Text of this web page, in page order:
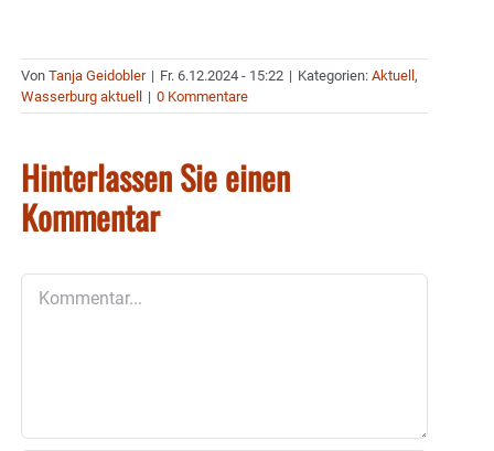
Von Tanja Geidobler | Fr. 6.12.2024 - 15:22 | Kategorien: Aktuell ,
Wasserburg aktuell
| 0 Kommentare
Hinterlassen Sie einen
Kommentar